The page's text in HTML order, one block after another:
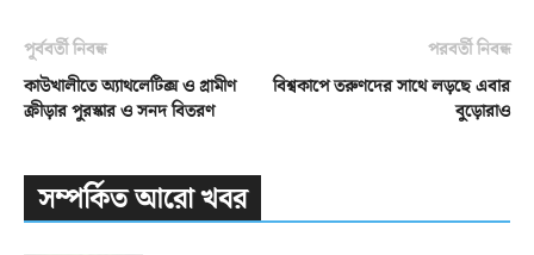
পূর্ববর্তী নিবন্ধ
কাউখালীতে অ্যাথলেটিক্স ও গ্রামীণ
ক্রীড়ার পুরস্কার ও সনদ বিতরণ
পরবর্তী নিবন্ধ
বিশ্বকাপে তরুণদের সাথে লড়ছে এবার
বুড়োরাও
সম্পর্কিত আরো খবর